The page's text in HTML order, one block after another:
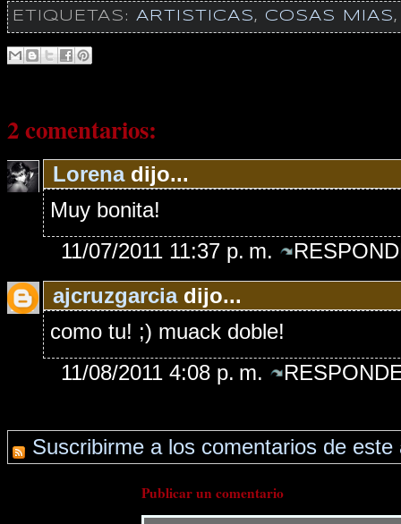
ETIQUETAS: ARTISTICAS, COSAS MIAS
2 comentarios:
Lorenadijo...
Muy bonita!
11/07/2011 11:37 p. m.
ajcruzgarciadijo...
como tu! ;) muack doble!
11/08/2011 4:08 p. m.
Suscribirme a los comentarios de este
Publicar un comentario